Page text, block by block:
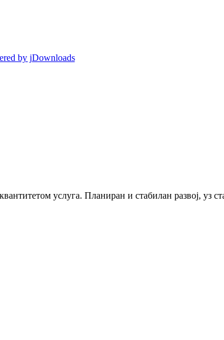
by jDownloads
услуга. Планиран и стабилан развој, уз